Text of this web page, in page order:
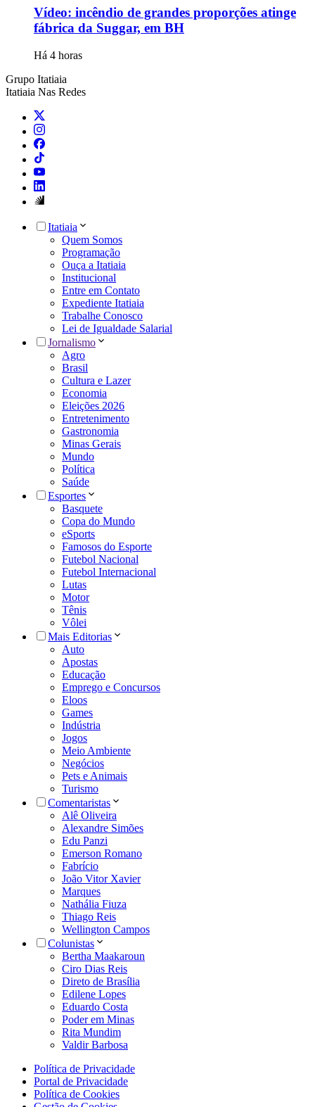
Vídeo: incêndio de grandes proporções atinge
fábrica da Suggar, em BH
Há 4 horas
Grupo Itatiaia
Itatiaia Nas Redes
Itatiaia
Quem Somos
Programação
Ouça a Itatiaia
Institucional
Entre em Contato
Expediente Itatiaia
Trabalhe Conosco
Lei de Igualdade Salarial
Jornalismo
Agro
Brasil
Cultura e Lazer
Economia
Eleições 2026
Entretenimento
Gastronomia
Minas Gerais
Mundo
Política
Saúde
Esportes
Basquete
Copa do Mundo
eSports
Famosos do Esporte
Futebol Nacional
Futebol Internacional
Lutas
Motor
Tênis
Vôlei
Mais Editorias
Auto
Apostas
Educação
Emprego e Concursos
Eloos
Games
Indústria
Jogos
Meio Ambiente
Negócios
Pets e Animais
Turismo
Comentaristas
Alê Oliveira
Alexandre Simões
Edu Panzi
Emerson Romano
Fabrício
João Vitor Xavier
Marques
Nathália Fiuza
Thiago Reis
Wellington Campos
Colunistas
Bertha Maakaroun
Ciro Dias Reis
Direto de Brasília
Edilene Lopes
Eduardo Costa
Poder em Minas
Rita Mundim
Valdir Barbosa
Política de Privacidade
Portal de Privacidade
Política de Cookies